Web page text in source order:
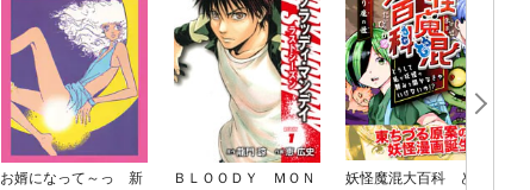
お婿になって～っ 新
ＢＬＯＯＤＹ ＭＯＮ
妖怪魔混大百科 どう